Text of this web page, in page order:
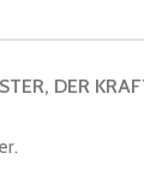
DER